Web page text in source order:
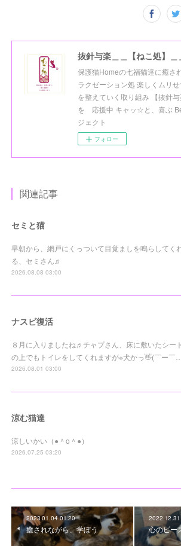
保護猫Homeの七福猫達に癒さ
ラクゼーション処 楽しくムリ
を整えていく取り組み 【抜針
を 応援中 キャッ☆と、喜ぶ
ジェクト
フォロー
関連記事
セミと猫
早朝から、網戸にくっついて目覚ましを鳴らしてく
る、セミさん♬
2026.08.08 03:00
ナスビ復活
８月に入りましたね♬チャプさん、床に敷いたシート
の上でもトイレをしてくれますが※犬かっ👋(￣ー￣…
2026.08.01 03:00
涼む猫達
涼しいかい（●＾o＾●）
2026.07.25 03:20
2023.01.04 01:20
癒されながら、学ぼう 心のピー